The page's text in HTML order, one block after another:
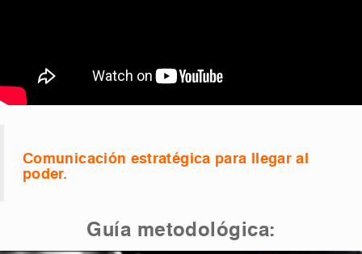
Comunicación estratégica para llegar al
poder.
Guía metodológica: